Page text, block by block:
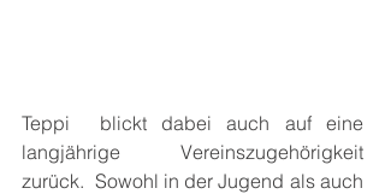
Teppi  blickt dabei auch auf eine
langjährige Vereinszugehörigkeit
zurück.  Sowohl in der Jugend als auch